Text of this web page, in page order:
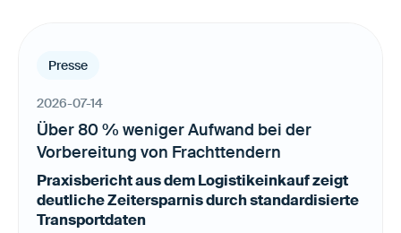
Presse
2026-07-14
Über 80 % weniger Aufwand bei der
Vorbereitung von Frachttendern
Praxisbericht aus dem Logistikeinkauf zeigt
deutliche Zeitersparnis durch standardisierte
Transportdaten